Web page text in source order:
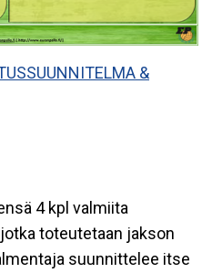
&
4 kpl valmiita
toteutetaan jakson
suunnittelee itse